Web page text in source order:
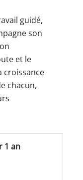
guidé,
son
et le
croissance
chacun,
1 an